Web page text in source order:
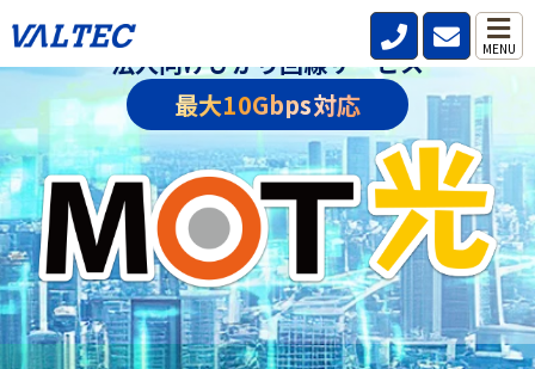
MENU
法人向けひかり回線サービス
最大10Gbps対応